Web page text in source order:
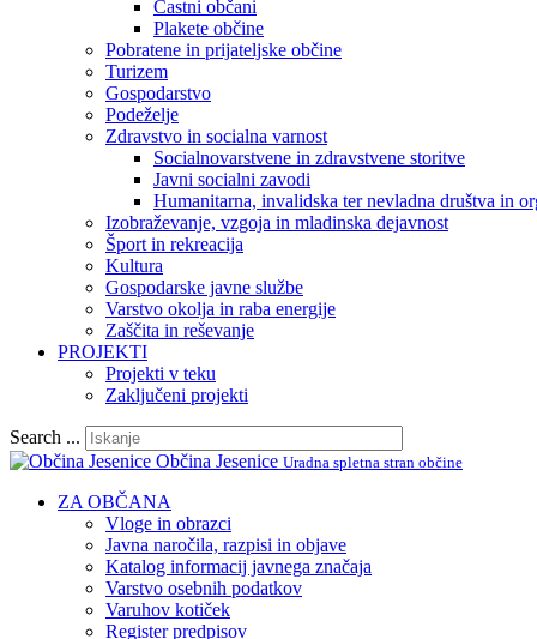
Častni občani
Plakete občine
Pobratene in prijateljske občine
Turizem
Gospodarstvo
Podeželje
Zdravstvo in socialna varnost
Socialnovarstvene in zdravstvene storitve
Javni socialni zavodi
Humanitarna, invalidska ter nevladna društva in
Izobraževanje, vzgoja in mladinska dejavnost
Šport in rekreacija
Kultura
Gospodarske javne službe
Varstvo okolja in raba energije
Zaščita in reševanje
PROJEKTI
Projekti v teku
Zaključeni projekti
Search ...
Občina Jesenice Uradna spletna stran občine
ZA OBČANA
Vloge in obrazci
Javna naročila, razpisi in objave
Katalog informacij javnega značaja
Varstvo osebnih podatkov
Varuhov kotiček
Register predpisov